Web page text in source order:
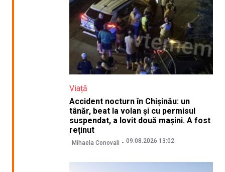
Viață
Accident nocturn în Chișinău: un
tânăr, beat la volan și cu permisul
suspendat, a lovit două mașini. A fost
reținut
Mihaela Conovali 09.08.2026 13:02